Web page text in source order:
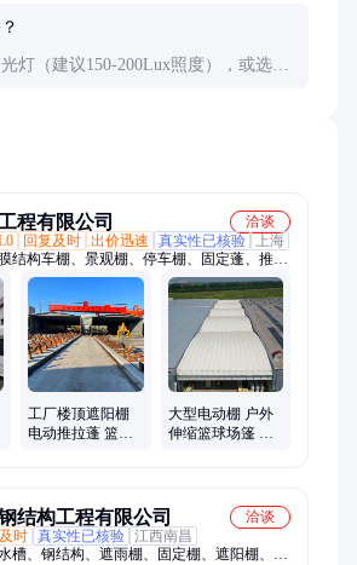
灯（建议150-200Lux照度），或选择
程有限公司
洽谈
回复及时 出价迅速 真实性已核验
上海
结构车棚、景观棚、停车棚、固定蓬、推拉
工厂楼顶遮阳棚
电动推拉蓬 篮球
大型电动棚 户外
伸缩篮球场篷 体
结构工程有限公司
洽谈
时 真实性已核验 江西南昌
槽、钢结构、遮雨棚、固定棚、遮阳棚、推